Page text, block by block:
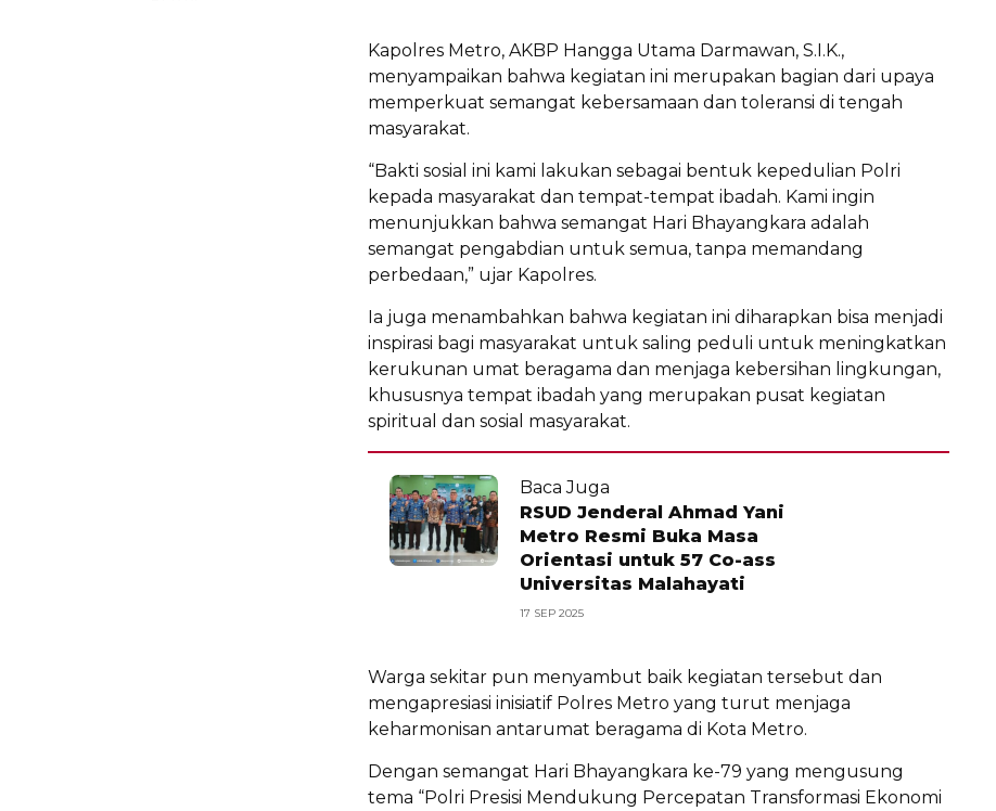
Kapolres Metro, AKBP Hangga Utama Darmawan, S.I.K.,
menyampaikan bahwa kegiatan ini merupakan bagian dari upaya
memperkuat semangat kebersamaan dan toleransi di tengah
masyarakat.
“Bakti sosial ini kami lakukan sebagai bentuk kepedulian Polri
kepada masyarakat dan tempat-tempat ibadah. Kami ingin
menunjukkan bahwa semangat Hari Bhayangkara adalah
semangat pengabdian untuk semua, tanpa memandang
perbedaan,” ujar Kapolres.
Ia juga menambahkan bahwa kegiatan ini diharapkan bisa menjadi
inspirasi bagi masyarakat untuk saling peduli untuk meningkatkan
kerukunan umat beragama dan menjaga kebersihan lingkungan,
khususnya tempat ibadah yang merupakan pusat kegiatan
spiritual dan sosial masyarakat.
Baca Juga
RSUD Jenderal Ahmad Yani
Metro Resmi Buka Masa
Orientasi untuk 57 Co-ass
Universitas Malahayati
17 SEP 2025
Warga sekitar pun menyambut baik kegiatan tersebut dan
mengapresiasi inisiatif Polres Metro yang turut menjaga
keharmonisan antarumat beragama di Kota Metro.
Dengan semangat Hari Bhayangkara ke-79 yang mengusung
tema “Polri Presisi Mendukung Percepatan Transformasi Ekonomi